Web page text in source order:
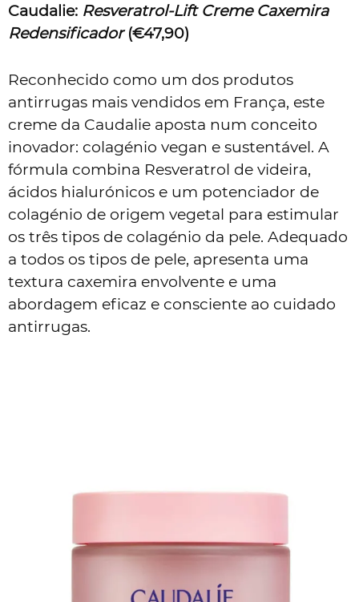
Caudalie: Resveratrol-Lift Creme Caxemira
Redensificador(€47,90)
Reconhecido como um dos produtos
antirrugas mais vendidos em França, este
creme da Caudalie aposta num conceito
inovador: colagénio vegan e sustentável. A
fórmula combina Resveratrol de videira,
ácidos hialurónicos e um potenciador de
colagénio de origem vegetal para estimular
os três tipos de colagénio da pele. Adequado
a todos os tipos de pele, apresenta uma
textura caxemira envolvente e uma
abordagem eficaz e consciente ao cuidado
antirrugas.